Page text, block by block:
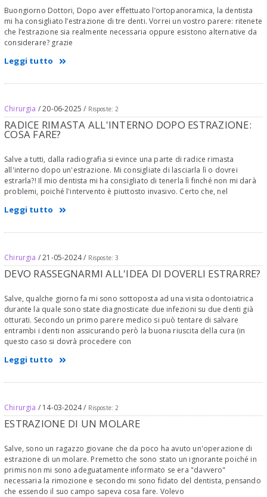
Buongiorno Dottori, Dopo aver effettuato l’ortopanoramica, la dentista
mi ha consigliato l’estrazione di tre denti. Vorrei un vostro parere: ritenete
che l’estrazione sia realmente necessaria oppure esistono alternative da
considerare? grazie
Leggi tutto
Chirurgia / 20-06-2025 / Risposte: 2
RADICE RIMASTA ALL'INTERNO DOPO ESTRAZIONE:
COSA FARE?
Salve a tutti, dalla radiografia si evince una parte di radice rimasta
all'interno dopo un'estrazione. Mi consigliate di lasciarla lì o dovrei
estrarla?! Il mio dentista mi ha consigliato di tenerla lì finché non mi darà
problemi, poiché l'intervento è piuttosto invasivo. Certo che, nel
Leggi tutto
Chirurgia / 21-05-2024 / Risposte: 3
DEVO RASSEGNARMI ALL'IDEA DI DOVERLI ESTRARRE?
Salve, qualche giorno fa mi sono sottoposta ad una visita odontoiatrica
durante la quale sono state diagnosticate due infezioni su due denti già
otturati. Secondo un primo parere medico si può tentare di salvare
entrambi i denti non assicurando però la buona riuscita della cura (in
questo caso si dovrà procedere con
Leggi tutto
Chirurgia / 14-03-2024 / Risposte: 2
ESTRAZIONE DI UN MOLARE
Salve, sono un ragazzo giovane che da poco ha avuto un'operazione di
estrazione di un molare. Premetto che sono stato un ignorante poiché in
primis non mi sono adeguatamente informato se era "davvero"
necessaria la rimozione e secondo mi sono fidato del dentista, pensando
che essendo il suo campo sapeva cosa fare. Volevo